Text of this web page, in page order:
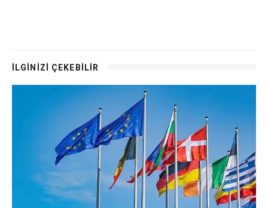
İLGİNİZİ ÇEKEBİLİR